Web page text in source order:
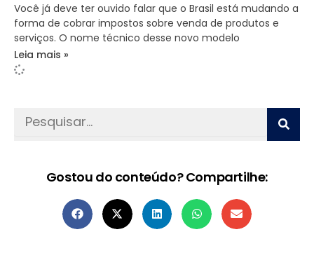
Você já deve ter ouvido falar que o Brasil está mudando a
forma de cobrar impostos sobre venda de produtos e
serviços. O nome técnico desse novo modelo
Leia mais »
Gostou do conteúdo? Compartilhe: